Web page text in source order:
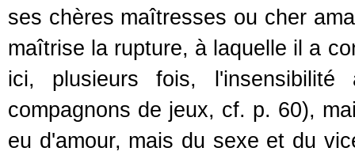
ses chères maîtresses ou cher
maîtrise la rupture, à laquelle il a
ici, plusieurs fois,
compagnons de jeux, cf. p. 60),
eu d'amour, mais du sexe et du